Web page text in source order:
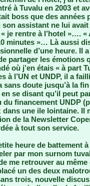
à Tuvalu en 2003 et
boss que des
son assistant ne lui avait
je rentre à l’hotel »….
minutes »… Là aussi
d’une heure. Il
partager les émotions
où j’en étais « à part
à l’UN et UNDP, il a
sans doute jusqu’à la
se disant qu’il peut
du financement UNDP
dans une ile lointaine. Il
de la Newsletter
à tout son service.
heure de battement
par mon surnom
me retrouver au
un des deux
trois, nouvelle